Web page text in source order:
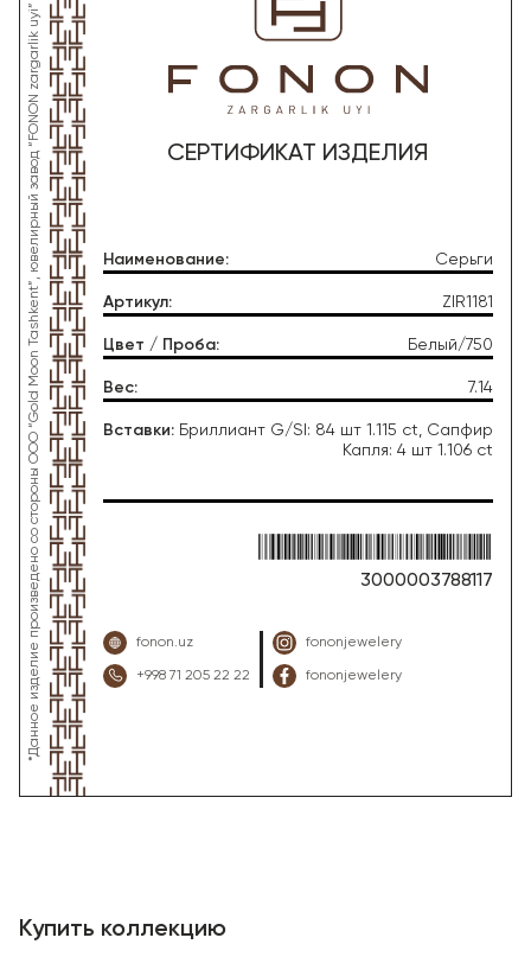
*Данное изделие произведено со стороны OOO “Gold Moon Tashkent”, ювелирный завод “FONON zargarlik uyi” СЕРТИФИКАТ ИЗДЕЛИЯ
Наименование: Серьги
Артикул: ZIR1181
Цвет / Проба: Белый/750
Вес: 7.14
Вставки: Бриллиант G/SI: 84 шт 1.115 ct, Сапфир
Капля: 4 шт 1.106 ct
3000003788117
fonon.uz
+998 71 205 22 22
fononjewelery
fononjewelery
Купить коллекцию